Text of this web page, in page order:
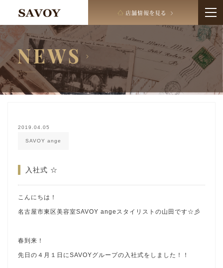
2019.04.05
SAVOY ange
入社式 ☆
こんにちは！
名古屋市東区美容室SAVOY angeスタイリストの山田です☆彡
春到来！
先日の４月１日にSAVOYグループの入社式をしました！！